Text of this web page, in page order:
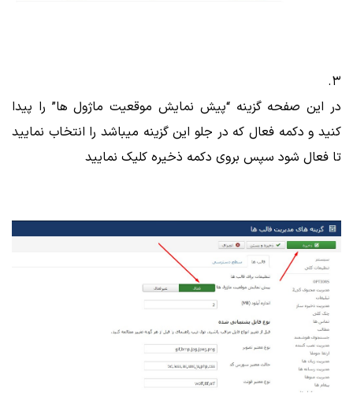
3.
در این صفحه گزینه “پیش نمایش موقعیت ماژول ها” را پیدا
کنید و دکمه فعال که در جلو این گزینه میباشد را انتخاب نمایید
تا فعال شود سپس بروی دکمه ذخیره کلیک نمایید